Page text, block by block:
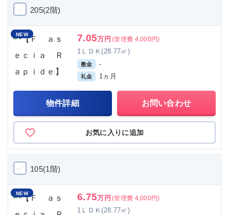
205(2階)
NEW 7.05万円 (管理費 4,000円)
1ＬＤＫ(28.77㎡)
敷金 -
礼金 1ヵ月
物件詳細 お問い合わせ
お気に入りに追加
105(1階)
NEW 6.75万円 (管理費 4,000円)
1ＬＤＫ(28.77㎡)